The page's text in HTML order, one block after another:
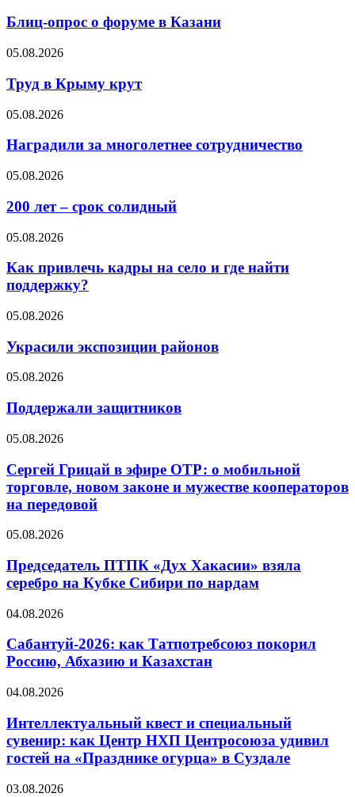
Блиц-опрос о форуме в Казани
05.08.2026
Труд в Крыму крут
05.08.2026
Наградили за многолетнее сотрудничество
05.08.2026
200 лет – срок солидный
05.08.2026
Как привлечь кадры на село и где найти
поддержку?
05.08.2026
Украсили экспозиции районов
05.08.2026
Поддержали защитников
05.08.2026
Сергей Грицай в эфире ОТР: о мобильной
торговле, новом законе и мужестве кооператоров
на передовой
05.08.2026
Председатель ПТПК «Дух Хакасии» взяла
серебро на Кубке Сибири по нардам
04.08.2026
Сабантуй-2026: как Татпотребсоюз покорил
Россию, Абхазию и Казахстан
04.08.2026
Интеллектуальный квест и специальный
сувенир: как Центр НХП Центросоюза удивил
гостей на «Празднике огурца» в Суздале
03.08.2026